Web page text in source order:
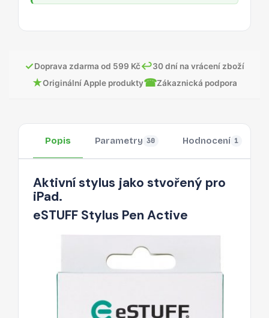
✓Doprava zdarma od 599 Kč↩30 dní na vrácení zboží
★Originální Apple produkty☎Zákaznická podpora
Popis Parametry 30 Hodnocení 1
Aktivní stylus jako stvořený pro
iPad.
eSTUFF Stylus Pen Active